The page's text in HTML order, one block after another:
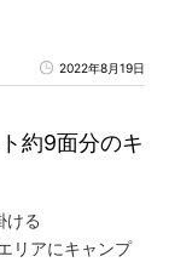
2022年8月19日
約9面分のキ
ける
リアにキャンプ